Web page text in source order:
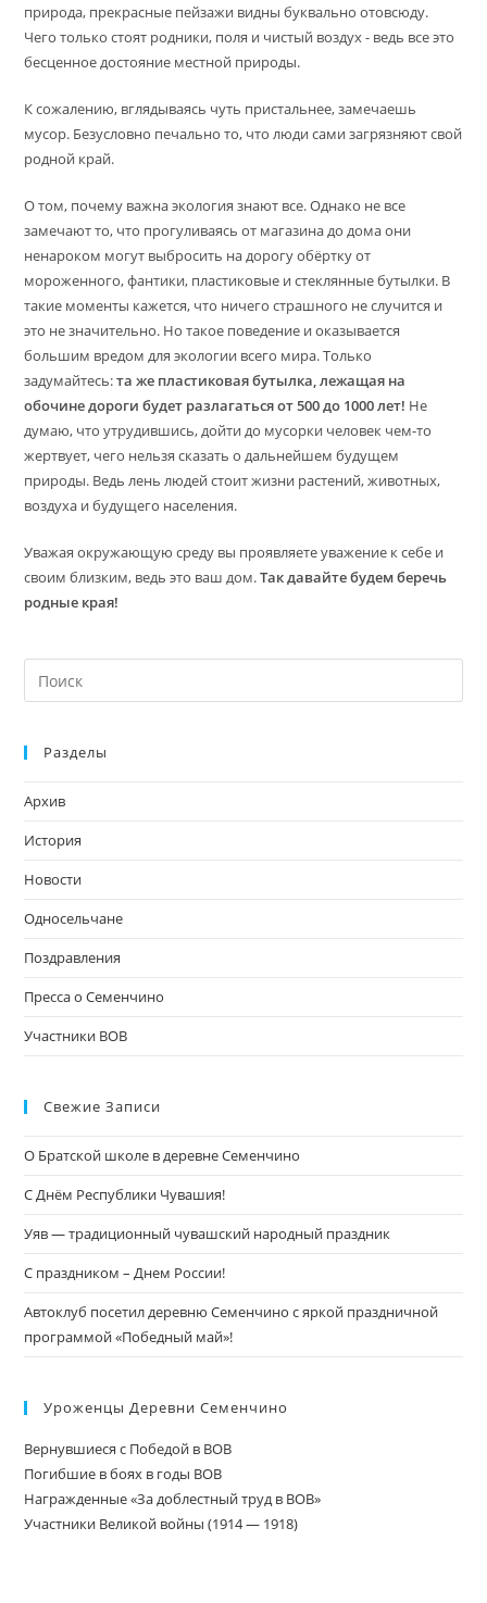
природа, прекрасные пейзажи видны буквально отовсюду.
Чего только стоят родники, поля и чистый воздух - ведь все это
бесценное достояние местной природы.
К сожалению, вглядываясь чуть пристальнее, замечаешь
мусор. Безусловно печально то, что люди сами загрязняют свой
родной край.
О том, почему важна экология знают все. Однако не все
замечают то, что прогуливаясь от магазина до дома они
ненароком могут выбросить на дорогу обёртку от
мороженного, фантики, пластиковые и стеклянные бутылки. В
такие моменты кажется, что ничего страшного не случится и
это не значительно. Но такое поведение и оказывается
большим вредом для экологии всего мира. Только
задумайтесь:та же пластиковая бутылка, лежащая на
обочине дороги будет разлагаться от 500 до 1000 лет! Не
думаю, что утрудившись, дойти до мусорки человек чем-то
жертвует, чего нельзя сказать о дальнейшем будущем
природы. Ведь лень людей стоит жизни растений, животных,
воздуха и будущего населения.
Уважая окружающую среду вы проявляете уважение к себе и
своим близким, ведь это ваш дом.Так давайте будем беречь
родные края!
Разделы
Архив
История
Новости
Односельчане
Поздравления
Пресса о Семенчино
Участники ВОВ
Свежие Записи
О Братской школе в деревне Семенчино
С Днём Республики Чувашия!
Уяв — традиционный чувашский народный праздник
С праздником – Днем России!
Автоклуб посетил деревню Семенчино с яркой праздничной
программой «Победный май»!
Уроженцы Деревни Семенчино
Вернувшиеся с Победой в ВОВ
Погибшие в боях в годы ВОВ
Награжденные «За доблестный труд в ВОВ»
Участники Великой войны (1914 — 1918)